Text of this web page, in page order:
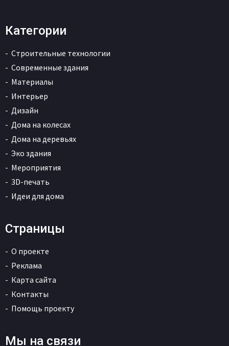
Категории
Строительные технологии
Современные здания
Материалы
Интерьер
Дизайн
Дома на колесах
Дома на деревьях
Эко здания
Мероприятия
3D-печать
Идеи для дома
Страницы
О проекте
Реклама
Карта сайта
Контакты
Помощь проекту
Мы на связи